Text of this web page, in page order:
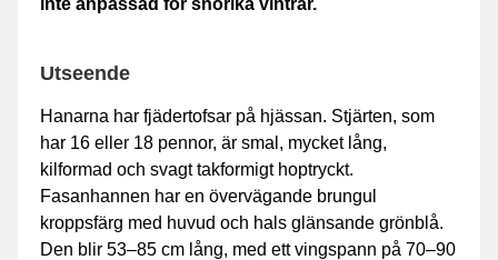
Utseende
Hanarna har fjädertofsar på hjässan. Stjärten, som
har 16 eller 18 pennor, är smal, mycket lång,
kilformad och svagt takformigt hoptryckt.
Fasanhannen har en övervägande brungul
kroppsfärg med huvud och hals glänsande grönblå.
Den blir 53–85 cm lång, med ett vingspann på 70–90